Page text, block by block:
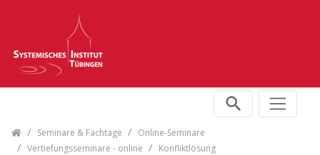
Skip navigationSeminare & Fachtage
Online-Seminare
Vertiefungsseminare - online
Konfliktlösung